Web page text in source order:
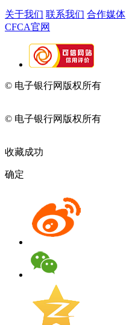
关于我们 联系我们 合作媒体
CFCA官网
© 电子银行网版权所有
© 电子银行网版权所有
收藏成功
确定